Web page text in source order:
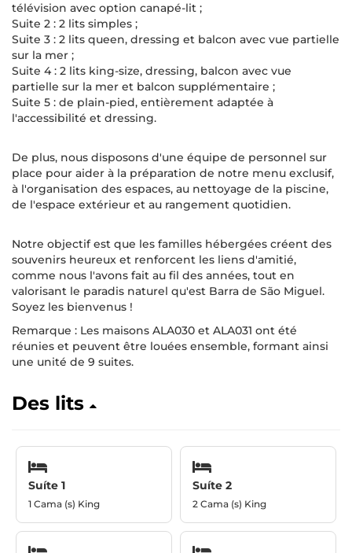
télévision avec option canapé-lit ;
Suite 2 : 2 lits simples ;
Suite 3 : 2 lits queen, dressing et balcon avec vue partielle
sur la mer ;
Suite 4 : 2 lits king-size, dressing, balcon avec vue
partielle sur la mer et balcon supplémentaire ;
Suite 5 : de plain-pied, entièrement adaptée à
l'accessibilité et dressing.
De plus, nous disposons d'une équipe de personnel sur
place pour aider à la préparation de notre menu exclusif,
à l'organisation des espaces, au nettoyage de la piscine,
de l'espace extérieur et au rangement quotidien.
Notre objectif est que les familles hébergées créent des
souvenirs heureux et renforcent les liens d'amitié,
comme nous l'avons fait au fil des années, tout en
valorisant le paradis naturel qu'est Barra de São Miguel.
Soyez les bienvenus !
Remarque : Les maisons ALA030 et ALA031 ont été
réunies et peuvent être louées ensemble, formant ainsi
une unité de 9 suites.
Des lits
Suíte 1
1 Cama (s) King
Suíte 2
2 Cama (s) King